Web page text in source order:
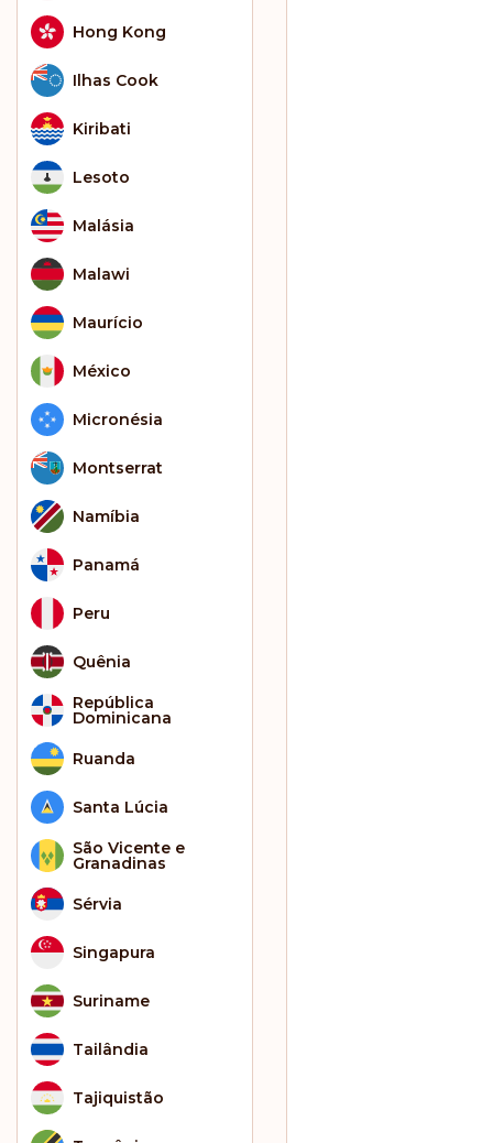
Hong Kong
Ilhas Cook
Kiribati
Lesoto
Malásia
Malawi
Maurício
México
Micronésia
Montserrat
Namíbia
Panamá
Peru
Quênia
República
Dominicana
Ruanda
Santa Lúcia
São Vicente e
Granadinas
Sérvia
Singapura
Suriname
Tailândia
Tajiquistão